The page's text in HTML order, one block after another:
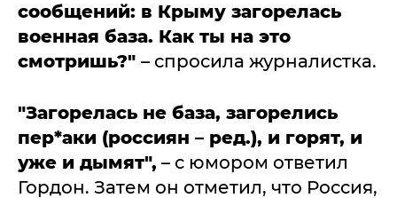
сообщений: в Крыму загорелась
военная база. Как ты на это
смотришь?" – спросила журналистка.
"Загорелась не база, загорелись
пер*аки (россиян – ред.), и горят, и
уже и дымят", – с юмором ответил
Гордон. Затем он отметил, что Россия,